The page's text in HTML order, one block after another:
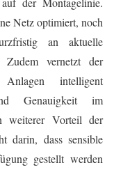
Netz optimiert, noch
an aktuelle
Zudem vernetzt der
intelligent
Genauigkeit im
weiterer Vorteil der
darin, dass sensible
gestellt werden